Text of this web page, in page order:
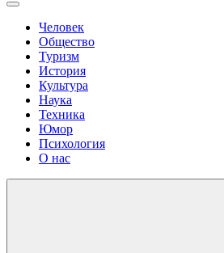
Человек
Общество
Туризм
История
Культура
Наука
Техника
Юмор
Психология
О нас